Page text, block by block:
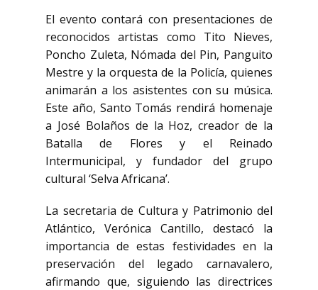
El evento contará con presentaciones de
reconocidos artistas como Tito Nieves,
Poncho Zuleta, Nómada del Pin, Panguito
Mestre y la orquesta de la Policía, quienes
animarán a los asistentes con su música.
Este año, Santo Tomás rendirá homenaje
a José Bolaños de la Hoz, creador de la
Batalla de Flores y el Reinado
Intermunicipal, y fundador del grupo
cultural ‘Selva Africana’.
La secretaria de Cultura y Patrimonio del
Atlántico, Verónica Cantillo, destacó la
importancia de estas festividades en la
preservación del legado carnavalero,
afirmando que, siguiendo las directrices